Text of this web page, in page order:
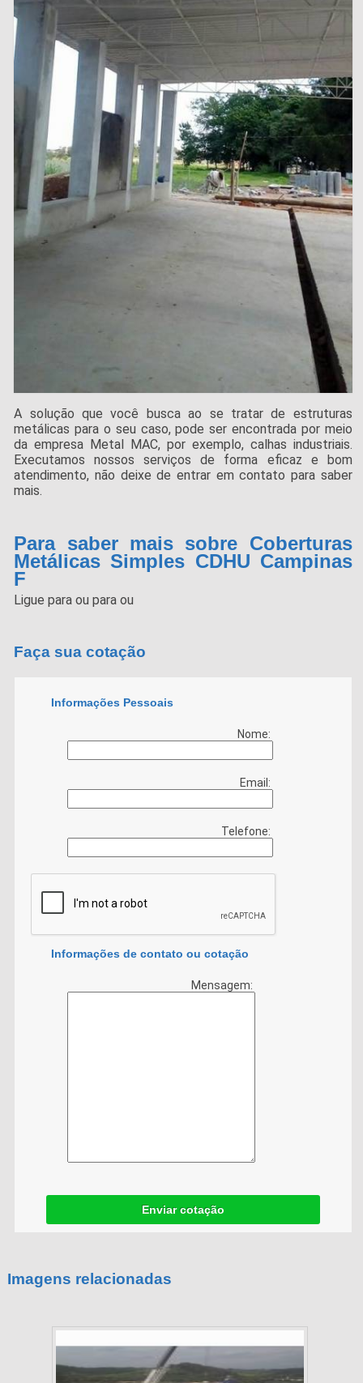
A solução que você busca ao se tratar de estruturas
metálicas para o seu caso, pode ser encontrada por meio
da empresa Metal MAC, por exemplo, calhas industriais.
Executamos nossos serviços de forma eficaz e bom
atendimento, não deixe de entrar em contato para saber
mais.
Para saber mais sobre Coberturas
Metálicas Simples CDHU Campinas
F
Ligue paraou paraou
Faça sua cotação
Informações Pessoais
Nome:
Email:
Telefone:
Informações de contato ou cotação
Mensagem:
Enviar cotação
Imagens relacionadas